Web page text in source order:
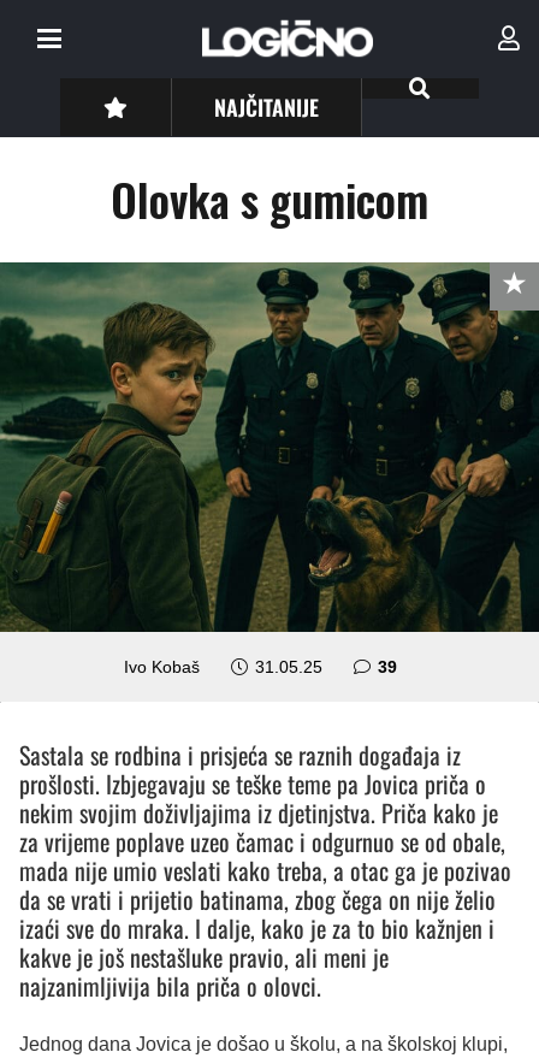
NAJČITANIJE
Olovka s gumicom
Ivo Kobaš 31.05.25 39komentara
Sastala se rodbina i prisjeća se raznih događaja iz
prošlosti. Izbjegavaju se teške teme pa Jovica priča o
nekim svojim doživljajima iz djetinjstva. Priča kako je
za vrijeme poplave uzeo čamac i odgurnuo se od obale,
mada nije umio veslati kako treba, a otac ga je pozivao
da se vrati i prijetio batinama, zbog čega on nije želio
izaći sve do mraka. I dalje, kako je za to bio kažnjen i
kakve je još nestašluke pravio, ali meni je
najzanimljivija bila priča o olovci.
Jednog dana Jovica je došao u školu, a na školskoj klupi,